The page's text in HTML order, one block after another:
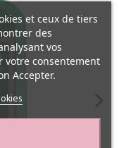
et ceux de tiers
des
vos
votre consentement
Accepter.